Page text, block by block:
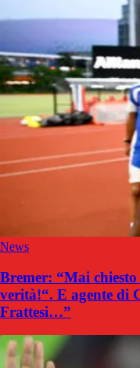
News
Bremer: “Mai chiesto
verità!“. E agente di
Frattesi…”